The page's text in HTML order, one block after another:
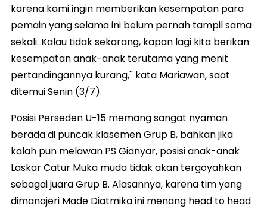
karena kami ingin memberikan kesempatan para
pemain yang selama ini belum pernah tampil sama
sekali. Kalau tidak sekarang, kapan lagi kita berikan
kesempatan anak-anak terutama yang menit
pertandingannya kurang,'' kata Mariawan, saat
ditemui Senin (3/7).
Posisi Perseden U-15 memang sangat nyaman
berada di puncak klasemen Grup B, bahkan jika
kalah pun melawan PS Gianyar, posisi anak-anak
Laskar Catur Muka muda tidak akan tergoyahkan
sebagai juara Grup B. Alasannya, karena tim yang
dimanajeri Made Diatmika ini menang head to head